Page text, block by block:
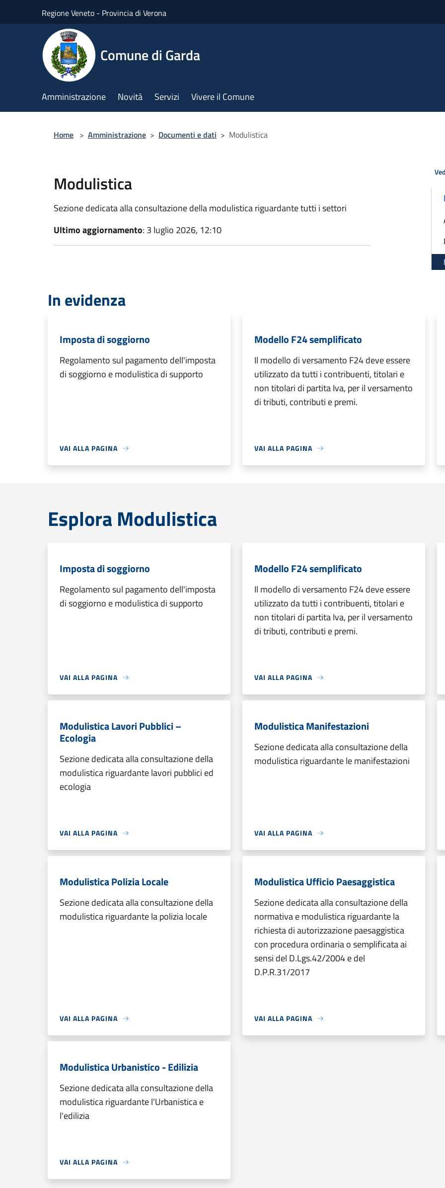
Regione Veneto - Provincia di Verona
Comune di Garda
Amministrazione Novità Servizi Vivere il Comune
Home > Amministrazione > Documenti e dati > Modulistica
Modulistica
Sezione dedicata alla consultazione della modulistica riguardante tutti i settori
Ultimo aggiornamento: 3 luglio 2026, 12:10
In evidenza
Imposta di soggiorno
Regolamento sul pagamento dell'imposta
di soggiorno e modulistica di supporto
VAI ALLA PAGINA
Modello F24 semplificato
Il modello di versamento F24 deve essere
utilizzato da tutti i contribuenti, titolari e
non titolari di partita Iva, per il versamento
di tributi, contributi e premi.
VAI ALLA PAGINA
Esplora Modulistica
Imposta di soggiorno
Regolamento sul pagamento dell'imposta
di soggiorno e modulistica di supporto
VAI ALLA PAGINA
Modello F24 semplificato
Il modello di versamento F24 deve essere
utilizzato da tutti i contribuenti, titolari e
non titolari di partita Iva, per il versamento
di tributi, contributi e premi.
VAI ALLA PAGINA
Modulistica Lavori Pubblici –
Ecologia
Sezione dedicata alla consultazione della
modulistica riguardante lavori pubblici ed
ecologia
VAI ALLA PAGINA
Modulistica Manifestazioni
Sezione dedicata alla consultazione della
modulistica riguardante le manifestazioni
VAI ALLA PAGINA
Modulistica Polizia Locale
Sezione dedicata alla consultazione della
modulistica riguardante la polizia locale
VAI ALLA PAGINA
Modulistica Ufficio Paesaggistica
Sezione dedicata alla consultazione della
normativa e modulistica riguardante la
richiesta di autorizzazione paesaggistica
con procedura ordinaria o semplificata ai
sensi del D.Lgs.42/2004 e del
D.P.R.31/2017
VAI ALLA PAGINA
Modulistica Urbanistico - Edilizia
Sezione dedicata alla consultazione della
modulistica riguardante l'Urbanistica e
l'edilizia
VAI ALLA PAGINA